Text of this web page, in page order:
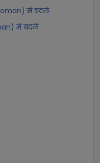
में बदलें
में बदलें